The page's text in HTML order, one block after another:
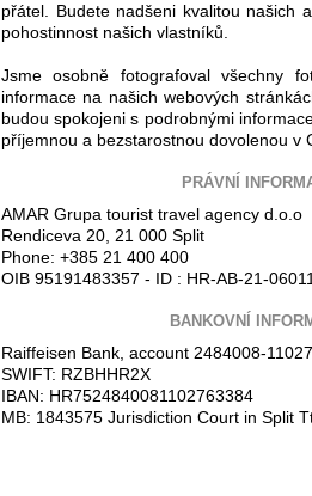
přátel. Budete nadšeni kvalitou našich
pohostinnost našich vlastníků.
Jsme osobně fotografoval všechny
informace na našich webových
budou spokojeni s podrobnými
příjemnou a bezstarostnou dovolenou v
PRÁVNÍ
AMAR Grupa tourist travel agency d.o.o
Rendiceva 20, 21 000 Split
Phone: +385 21 400 400
OIB 95191483357 - ID : HR-AB-21-
BANKOVNÍ
Raiffeisen Bank, account 2484008-
SWIFT: RZBHHR2X
IBAN: HR7524840081102763384
MB: 1843575 Jurisdiction Court in Split